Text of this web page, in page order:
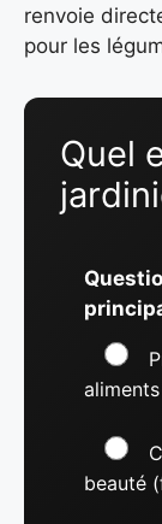
renvoie
pour les
Quel
beauté